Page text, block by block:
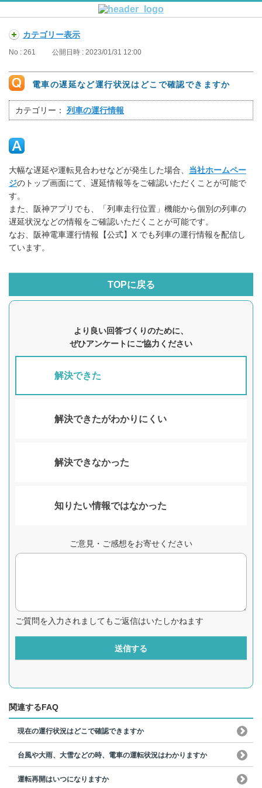
カテゴリー表示
No : 261 公開日時 : 2023/01/31 12:00
電車の遅延など運行状況はどこで確認できますか
カテゴリー： 列車の運行情報
大幅な遅延や運転見合わせなどが発生した場合、 当社ホームペー
ジのトップ画面にて、遅延情報等をご確認いただくことが可能で
す。
また、阪神アプリでも、「列車走行位置」機能から個別の列車の
遅延状況などの情報をご確認いただくことが可能です。
なお、阪神電車運行情報【公式】X でも列車の運行情報を配信し
ています。
TOPに戻る
より良い回答づくりのために、
ぜひアンケートにご協力ください
解決できた
解決できたがわかりにくい
解決できなかった
知りたい情報ではなかった
ご意見・ご感想をお寄せください
ご質問を入力されましてもご返信はいたしかねます
送信する
関連するFAQ
現在の運行状況はどこで確認できますか
台風や大雨、大雪などの時、電車の運転状況はわかりますか
運転再開はいつになりますか